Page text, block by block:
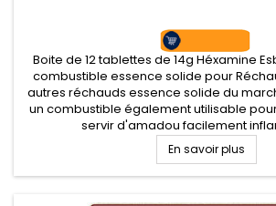
Boite de 12 tablettes de 14g Héxamine
combustible essence solide pour
autres réchauds essence solide du
un combustible également utilisable
servir d'amadou facilement
En savoir plus